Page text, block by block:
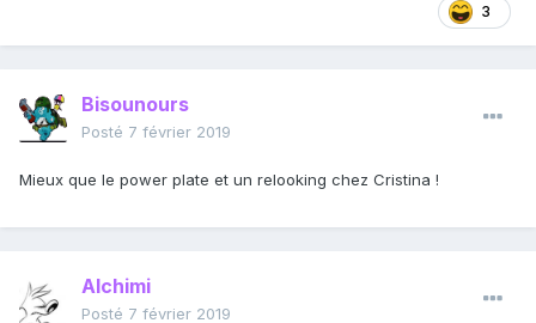
3
Bisounours
Posté 7 février 2019
Mieux que le power plate et un relooking chez Cristina !
Alchimi
Posté 7 février 2019